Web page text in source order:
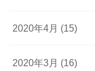
2020年4月 (15)
2020年3月 (16)